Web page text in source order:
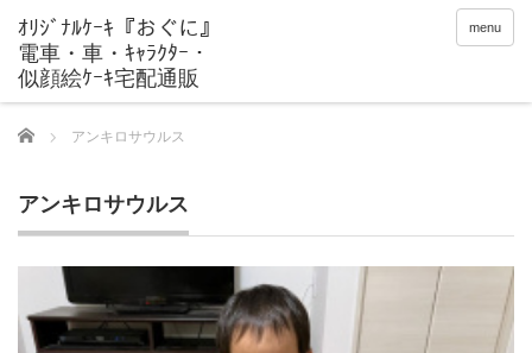
menu
Home アンキロサウルス
アンキロサウルス